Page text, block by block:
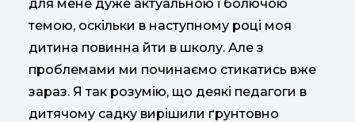
для мене дуже актуальною і болючою
темою, оскільки в наступному році моя
дитина повинна йти в школу. Але з
проблемами ми починаємо стикатись вже
зараз. Я так розумію, що деякі педагоги в
дитячому садку вирішили ґрунтовно